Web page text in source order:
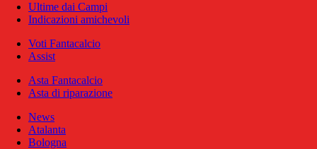
Ultime dai Campi
Indicazioni amichevoli
Voti Fantacalcio
Assist
Asta Fantacalcio
Asta di riparazione
News
Atalanta
Bologna